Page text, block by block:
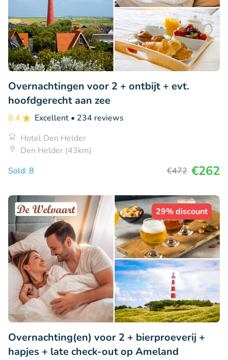
Overnachtingen voor 2 + ontbijt + evt.
hoofdgerecht aan zee
8.4 Excellent • 234 reviews
Hotel Den Helder
Den Helder (43km)
Sold: 8
€472 €262
29% discount
Overnachting(en) voor 2 + bierproeverij +
hapjes + late check-out op Ameland